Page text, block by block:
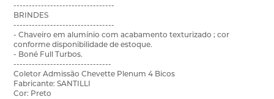
---------------------------------
BRINDES
---------------------------------
- Chaveiro em alumínio com acabamento texturizado ; cor
conforme disponibilidade de estoque.
- Boné Full Turbos.
--------------------------------
Coletor Admissão Chevette Plenum 4 Bicos
Fabricante: SANTILLI
Cor: Preto